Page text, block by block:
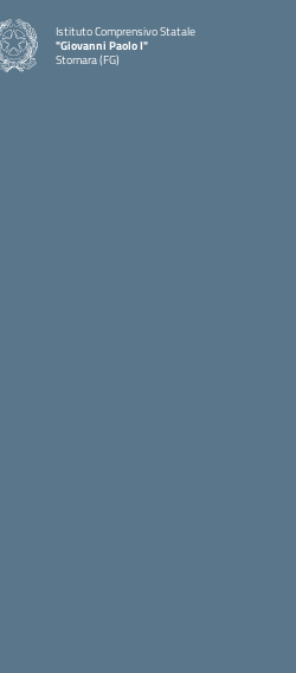
Istituto Comprensivo Statale
"Giovanni Paolo I"
Stornara (FG)